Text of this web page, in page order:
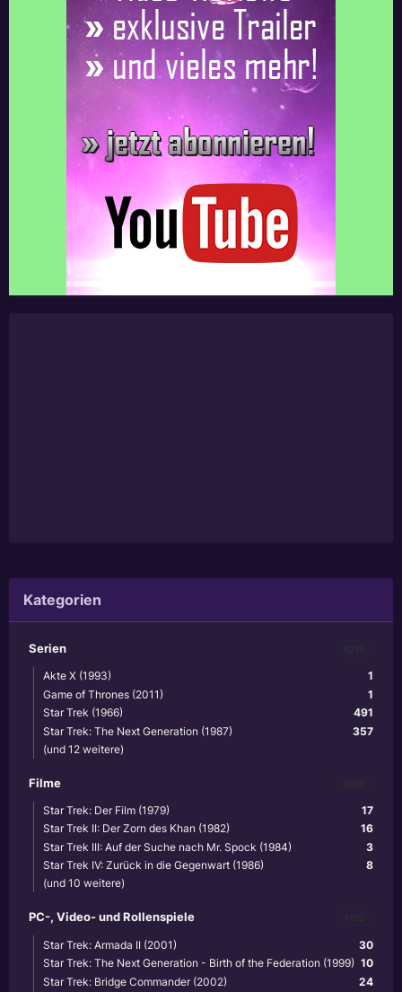
Kategorien
Serien
1
Akte X (1993)
1
Game of Thrones (2011)
491
Star Trek (1966)
357
Star Trek: The Next Generation (1987)
(und 12 weitere)
Filme
17
Star Trek: Der Film (1979)
16
Star Trek II: Der Zorn des Khan (1982)
3
Star Trek III: Auf der Suche nach Mr. Spock (1984)
8
Star Trek IV: Zurück in die Gegenwart (1986)
(und 10 weitere)
PC-, Video- und Rollenspiele
30
Star Trek: Armada II (2001)
10
Star Trek: The Next Generation - Birth of the Federation (1999)
24
Star Trek: Bridge Commander (2002)